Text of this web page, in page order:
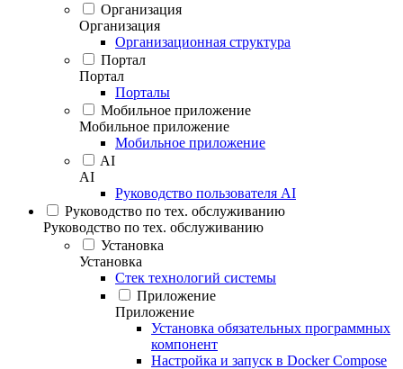
Организация
Организация
Организационная структура
Портал
Портал
Порталы
Мобильное приложение
Мобильное приложение
Мобильное приложение
AI
AI
Руководство пользователя AI
Руководство по тех. обслуживанию
Руководство по тех. обслуживанию
Установка
Установка
Стек технологий системы
Приложение
Приложение
Установка обязательных программных
компонент
Настройка и запуск в Docker Compose